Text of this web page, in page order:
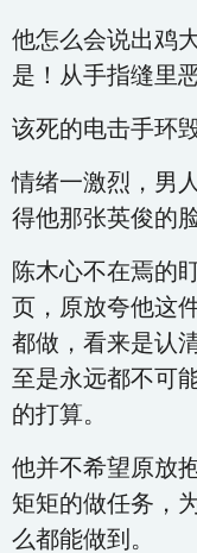
他怎么会说出鸡
是！从手指缝里
该死的电击手环
情绪一激烈，男
得他那张英俊的
陈木心不在焉的
页，原放夸他这
都做，看来是认
至是永远都不可
的打算。
他并不希望原放
矩矩的做任务，
么都能做到。